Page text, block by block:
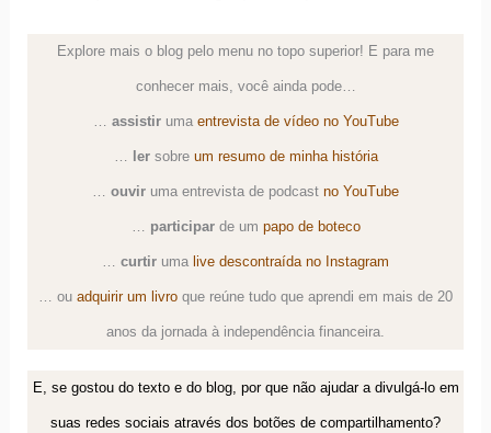
Explore mais o blog pelo menu no topo superior! E para me
conhecer mais, você ainda pode…
… assistir uma entrevista de vídeo no YouTube
… ler sobre um resumo de minha história
… ouvir uma entrevista de podcast no YouTube
… participarde um papo de boteco
… curtir uma live descontraída no Instagram
… ou adquirir um livro que reúne tudo que aprendi em mais de 20
anos da jornada à independência financeira.
E, se gostou do texto e do blog, por que não ajudar a divulgá-lo em
suas redes sociais através dos botões de compartilhamento?